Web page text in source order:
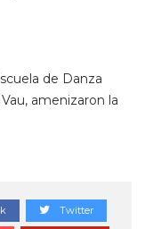
de Danza
amenizaron la
Twitter